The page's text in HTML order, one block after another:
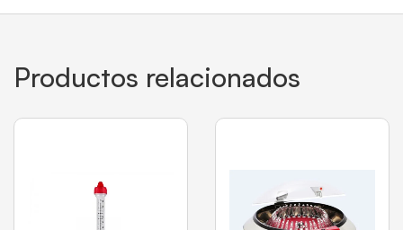
Productos relacionados